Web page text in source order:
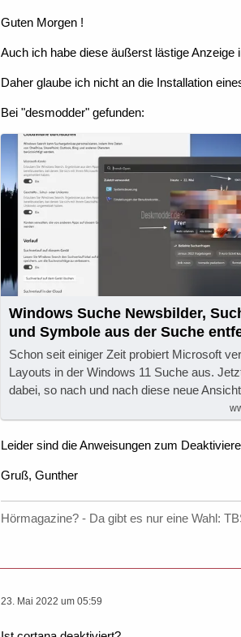
Guten Morgen !
Auch ich habe diese äußerst lästige
Daher glaube ich nicht an die Installation
Bei "desmodder" gefunden:
Windows Suche Newsbilder,
und Symbole aus der Suche
Schon seit einiger Zeit probiert Microsoft
Layouts in der Windows 11 Suche aus.
dabei, so nach und nach diese neue
Leider sind die Anweisungen zum
Gruß, Gunther
Hörmagazine? - Da gibt es nur eine Wahl:
23. Mai 2022 um 05:59